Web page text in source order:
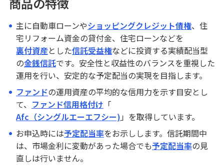
確定拠出年金
みずほ信託eサービス
電話取引サービス
マネープランセット
ご利用・ご検討中のお客さま
主に自動車ローンやショッピングクレジット債権、住
宅リフォーム資金の貸付金、住宅ローンなどを
裏付資産とした信託受益権などに投資する実績配当型
の金銭信託です。安全性と収益性のバランスを重視した
運用を行い、安定的な予定配当の実現を目指します。
ファンドの運用資産の平均的な信用力を示す目安とし
て、 ファンド信用格付け 「
Afc（シングルエーエフシー) 」を取得しています。
お申込時には予定配当率をお示しします。信託期間中
は、市場金利に変動があった場合でも予定配当率の見
直しは行いません。